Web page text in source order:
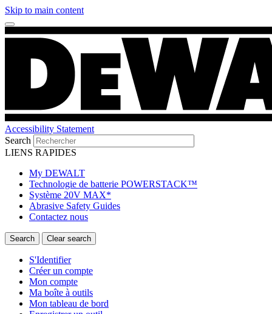
Skip to main content
Accessibility Statement
Search
LIENS RAPIDES
My DEWALT
Technologie de batterie POWERSTACK™
Système 20V MAX*
Abrasive Safety Guides
Contactez nous
S'Identifier
Créer un compte
Mon compte
Ma boîte à outils
Mon tableau de bord